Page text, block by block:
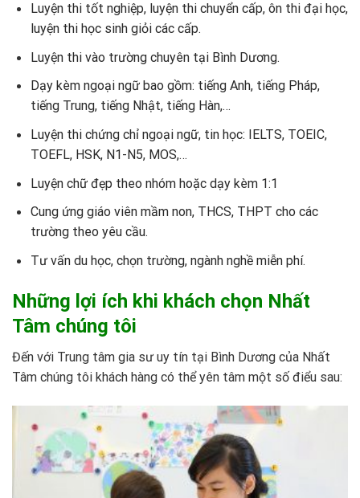
Luyện thi tốt nghiệp, luyện thi chuyển cấp, ôn thi đại học,
luyện thi học sinh giỏi các cấp.
Luyện thi vào trường chuyên tại Bình Dương.
Dạy kèm ngoại ngữ bao gồm: tiếng Anh, tiếng Pháp,
tiếng Trung, tiếng Nhật, tiếng Hàn,…
Luyện thi chứng chỉ ngoại ngữ, tin học: IELTS, TOEIC,
TOEFL, HSK, N1-N5, MOS,…
Luyện chữ đẹp theo nhóm hoặc dạy kèm 1:1
Cung ứng giáo viên mầm non, THCS, THPT cho các
trường theo yêu cầu.
Tư vấn du học, chọn trường, ngành nghề miễn phí.
Những lợi ích khi khách chọn Nhất
Tâm chúng tôi
Đến với Trung tâm gia sư uy tín tại Bình Dương của Nhất
Tâm chúng tôi khách hàng có thể yên tâm một số điểu sau: